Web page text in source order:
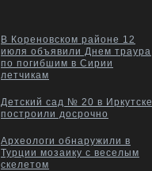
В Кореновском районе 12
июля объявили Днем траура
по погибшим в Сирии
летчикам
Детский сад № 20 в Иркутске
построили досрочно
Археологи обнаружили в
Турции мозаику с веселым
скелетом